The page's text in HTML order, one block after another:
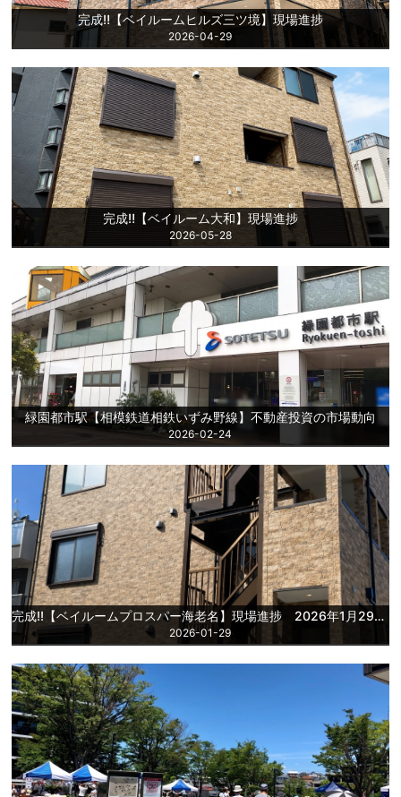
完成‼【ベイルームヒルズ三ツ境】現場進捗
2026-04-29
完成‼【ベイルーム大和】現場進捗
2026-05-28
緑園都市駅【相模鉄道相鉄いずみ野線】不動産投資の市場動向
2026-02-24
完成!!【ベイルームプロスパー海老名】現場進捗 2026年1月29日更新
2026-01-29